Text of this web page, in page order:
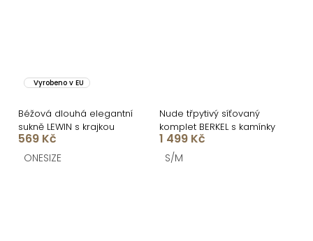
Vyrobeno v EU
Béžová dlouhá elegantní
sukně LEWIN s krajkou
569 Kč
ONESIZE
Nude třpytivý síťovaný
komplet BERKEL s kamínky
1 499 Kč
S/M